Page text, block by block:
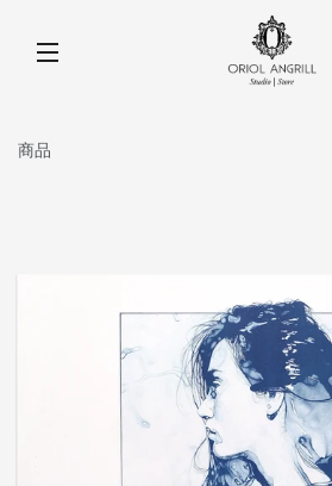
商品